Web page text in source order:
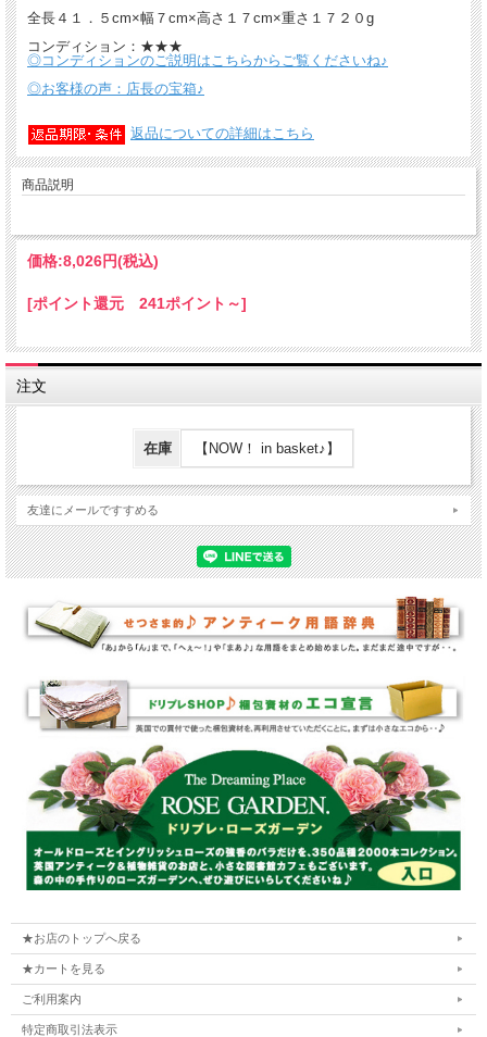
全長４１．５cm×幅７cm×高さ１７cm×重さ１７２０g
コンディション：★★★
◎コンディションのご説明はこちらからご覧くださいね♪
◎お客様の声：店長の宝箱♪
返品についての詳細はこちら
商品説明
価格:8,026円(税込)
[ポイント還元 241ポイント～]
注文
在庫 【NOW！ in basket♪】
友達にメールですすめる
★お店のトップへ戻る
★カートを見る
ご利用案内
特定商取引法表示